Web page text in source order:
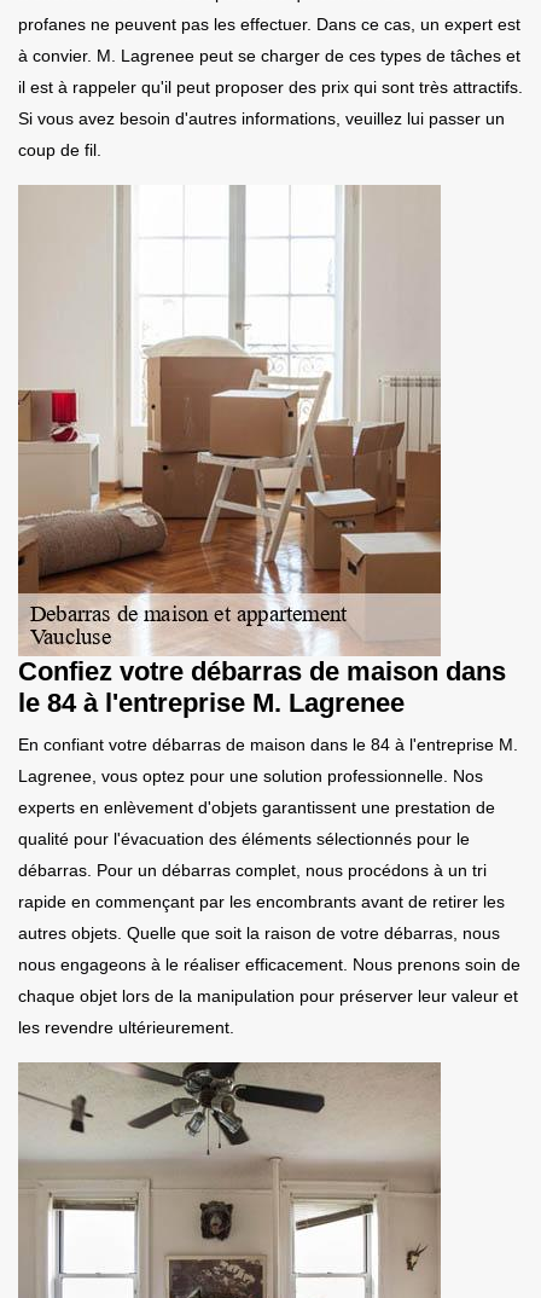
profanes ne peuvent pas les effectuer. Dans ce cas, un expert est
à convier. M. Lagrenee peut se charger de ces types de tâches et
il est à rappeler qu'il peut proposer des prix qui sont très attractifs.
Si vous avez besoin d'autres informations, veuillez lui passer un
coup de fil.
Confiez votre débarras de maison dans
le 84 à l'entreprise M. Lagrenee
En confiant votre débarras de maison dans le 84 à l'entreprise M.
Lagrenee, vous optez pour une solution professionnelle. Nos
experts en enlèvement d'objets garantissent une prestation de
qualité pour l'évacuation des éléments sélectionnés pour le
débarras. Pour un débarras complet, nous procédons à un tri
rapide en commençant par les encombrants avant de retirer les
autres objets. Quelle que soit la raison de votre débarras, nous
nous engageons à le réaliser efficacement. Nous prenons soin de
chaque objet lors de la manipulation pour préserver leur valeur et
les revendre ultérieurement.